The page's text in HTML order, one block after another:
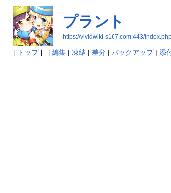
プラント
https://vividwiki-s167.com:443/
[ トップ] [ 編集| 凍結| 差分| バックアップ| 添